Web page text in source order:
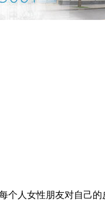
人女性朋友对自己的